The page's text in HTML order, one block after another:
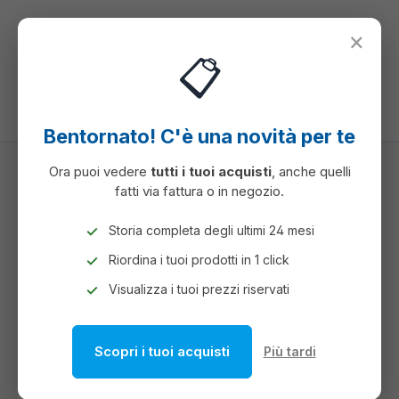
principale
INFORMATICA PERIFERICHE PC
PERIFERICHE PC
×
📋
Bentornato! C'è una novità per te
Ora puoi vedere tutti i tuoi acquisti, anche quelli
fatti via fattura o in negozio.
Storia completa degli ultimi 24 mesi
Riordina i tuoi prodotti in 1 click
Visualizza i tuoi prezzi riservati
Scopri i tuoi acquisti Più tardi